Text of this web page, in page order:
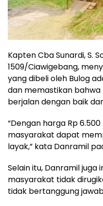
Kapten Cba Sunardi, S.
1509/Ciawigebang,
yang dibeli oleh Bulog
dan memastikan bahwa
berjalan dengan baik
“Dengan harga Rp
masyarakat dapat
layak,” kata Danramil
Selain itu, Danramil
masyarakat tidak
tidak bertanggung